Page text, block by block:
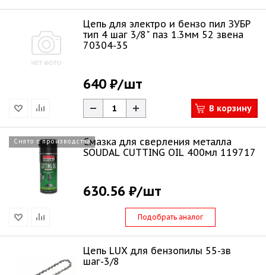
Цепь для электро и бензо пил ЗУБР
тип 4 шаг 3/8" паз 1.3мм 52 звена
70304-35
640 ₽/шт
В корзину
Снято с производстваСмазка для сверления металла
SOUDAL CUTTING OIL 400мл 119717
630.56 ₽/шт
Подобрать аналог
Цепь LUX для бензопилы 55-зв
шаг-3/8